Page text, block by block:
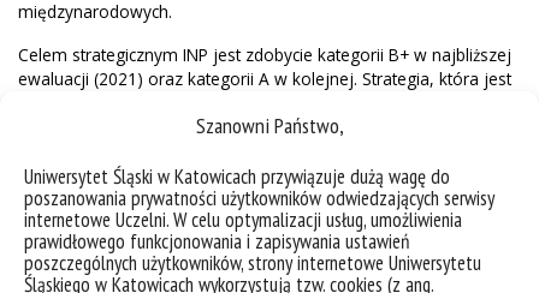
Szanowni Państwo,
Uniwersytet Śląski w Katowicach przywiązuje dużą wagę do
poszanowania prywatności użytkowników odwiedzających serwisy
internetowe Uczelni. W celu optymalizacji usług, umożliwienia
prawidłowego funkcjonowania i zapisywania ustawień
poszczególnych użytkowników, strony internetowe Uniwersytetu
Śląskiego w Katowicach wykorzystują tzw. cookies (z ang.
międzynarodowych.
Celem strategicznym INP jest zdobycie kategorii B+ w najbliższej
ewaluacji (2021) oraz kategorii A w kolejnej. Strategia, która jest
wskaźników ewaluowanych, ale przede wszystkim na działania
zespole adekwatnego systemu wartości, który wzbudzi
motywację i wewnętrzną chęć działania na rzecz dobra i rozwoju
jednostki.